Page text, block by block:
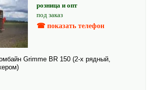
розница и опт
под заказ
☎ показать телефон
Grimme BR 150 (2-х рядный,